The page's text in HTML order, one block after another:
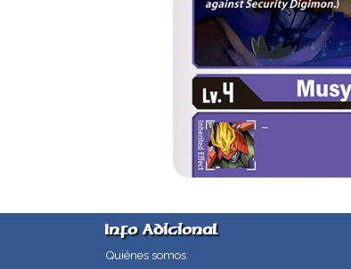
Info Adicional
Quiénes somos